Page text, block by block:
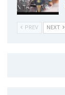
PREV NEXT